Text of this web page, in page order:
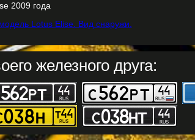
2009 года
железного друга: